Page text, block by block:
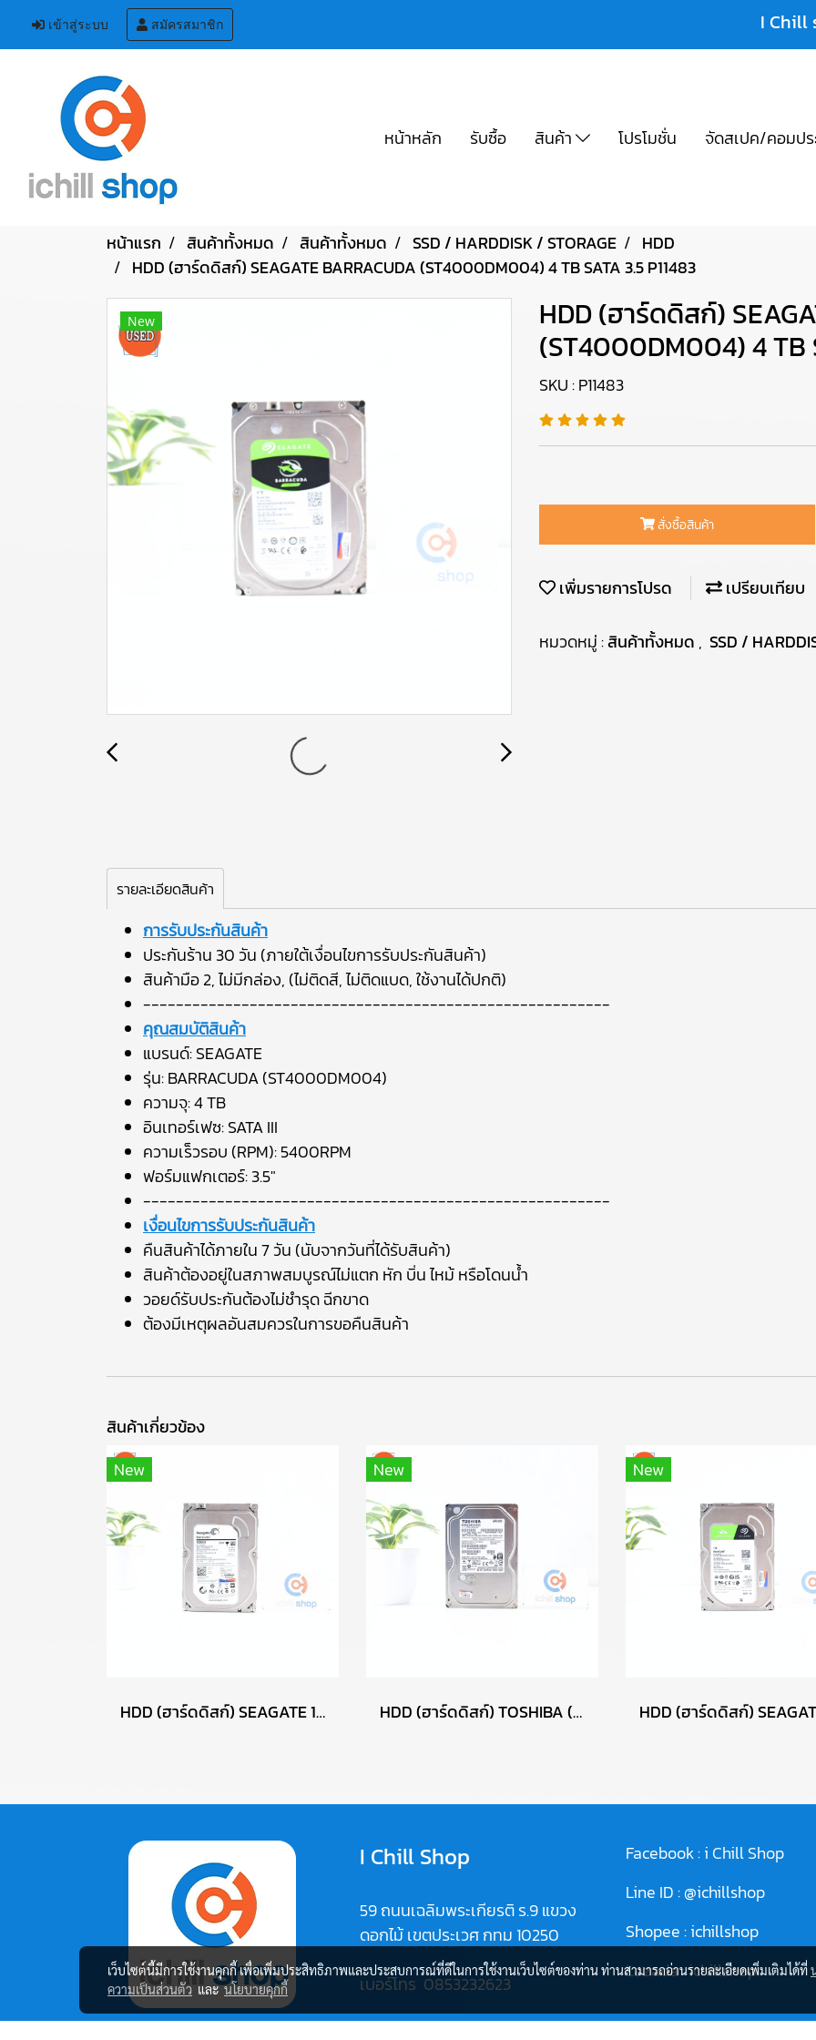
เข้าสู่ระบบ สมัครสมาชิก I Chill
หน้าหลัก รับซื้อ สินค้า โปรโมชั่น จัดสเปค/คอมป
หน้าแรก สินค้าทั้งหมด สินค้าทั้งหมด SSD / HARDDISK / STORAGE
HDD
HDD (ฮาร์ดดิสก์) SEAGATE BARRACUDA (ST4000DM004) 4 TB SATA 3.5 P11483
New
HDD (ฮาร์ดดิสก์)
(ST4000DM004) 4 TB
SKU : P11483
สั่งซื้อสินค้า
เพิ่มรายการโปรด เปรียบเทียบ
หมวดหมู่ :สินค้าทั้งหมด , SSD /
รายละเอียดสินค้า
การรับประกันสินค้า
ประกันร้าน 30 วัน (ภายใต้เงื่อนไขการรับประกันสินค้า)
สินค้ามือ 2, ไม่มีกล่อง, (ไม่ติดสี, ไม่ติดแบด, ใช้งานได้ปกติ)
---------------------------------------------------------
คุณสมบัติสินค้า
แบรนด์: SEAGATE
รุ่น: BARRACUDA (ST4000DM004)
ความจุ: 4 TB
อินเทอร์เฟซ: SATA III
ความเร็วรอบ (RPM): 5400RPM
ฟอร์มแฟกเตอร์: 3.5"
---------------------------------------------------------
เงื่อนไขการรับประกันสินค้า
คืนสินค้าได้ภายใน 7 วัน (นับจากวันที่ได้รับสินค้า)
สินค้าต้องอยู่ในสภาพสมบูรณ์ไม่แตก หัก บิ่น ไหม้ หรือโดนน้ำ
วอยด์รับประกันต้องไม่ชำรุด ฉีกขาด
ต้องมีเหตุผลอันสมควรในการขอคืนสินค้า
สินค้าเกี่ยวข้อง
New
HDD (ฮาร์ดดิสก์) SEAGATE 1TB (ST1000DM003) SATA 3.5 P17399
New
HDD (ฮาร์ดดิสก์) TOSHIBA (DT01ACA100) 1 TB SATA 3.5 (ติดฟ้า C7) P17558
New
I Chill Shop
59 ถนนเฉลิมพระเกียรติ ร.9 แขวง
ดอกไม้ เขตประเวศ กทม 10250
เบอร์โทร 0853232623
Facebook :i Chill Shop
Line ID :@ichillshop
Shopee :ichillshop
Lazada :ichillshop
เว็บไซต์นี้มีการใช้งานคุกกี้ เพื่อเพิ่มประสิทธิภาพและประสบการณ์ที่ดีในการใช้งานเว็บไซต์ของท่าน ท่านสามารถอ่านรายละเอียดเพิ่มเติมได้ที่
ความเป็นส่วนตัว และนโยบายคุกกี้